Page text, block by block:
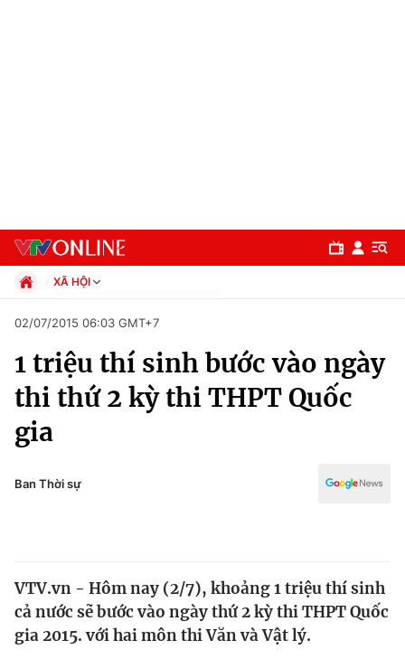
Chuyên mục
Chính trị
Thế giới
XÃ HỘI
Xã hội
Pháp luật
Kinh tế
Thể thao
Đời sống
02/07/2015 06:03 GMT+7
1 triệu thí sinh bước vào ngày
thi thứ 2 kỳ thi THPT Quốc
gia
Ban Thời sự
VTV.vn - Hôm nay (2/7), khoảng 1 triệu thí sinh
cả nước sẽ bước vào ngày thứ 2 kỳ thi THPT Quốc
gia 2015. với hai môn thi Văn và Vật lý.